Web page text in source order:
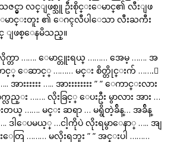
င္မွာ လင္ျဖစ္သူ ဦးစိုင္းေမာင္၏ လီးျဖ
မာင္းတူး ၏ ေဂၚလီပါေသာ လီးႀကီး
ျဖစ္ေနမိသည္။
တာ ……. ေမာင္တူးရယ္ ……… အေမ့ ……. အ
င့္ ေဆာင့္ ……… မင္း စိတ္တိုင္းက် …….ေ
းးးးးး ….. အားးးးးးးး ” ” ေကာင္းလား
လည္း ……. လိုးခြင့္ ေပးဦး မွာလား အား …
င္းတယ္ ……. မင္း ဆရာ … မရွိတဲ့ခ်ိန္… အခ်ိန္
ဒါေပမယ့္ …ငါ့ကိုပဲ လိုးရမွာေနာ္ ….. အျ
ေတြ ……… မလိုးရဘူး ” ” အင္းပါ ………